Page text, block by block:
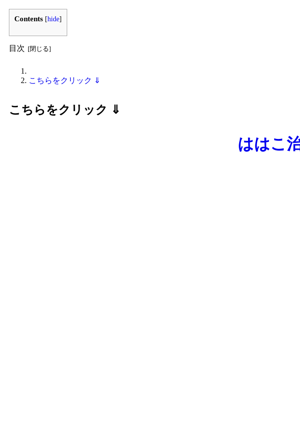
Contents [hide]
目次
こちらをクリック ⇓
こちらをクリック ⇓
ははこ